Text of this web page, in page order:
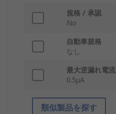
規格 / 承認
No
自動車規格
なし
最大逆漏れ電流
0.5μA
類似製品を探す